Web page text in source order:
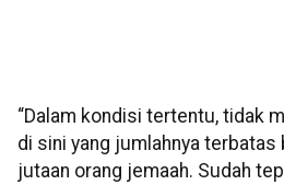
“Dalam kondisi tertentu, tidak
di sini yang jumlahnya terbatas
jutaan orang jemaah. Sudah